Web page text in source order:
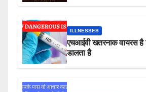
ILLNESSES
एचआईवी खतरनाक वायरस
डालता है